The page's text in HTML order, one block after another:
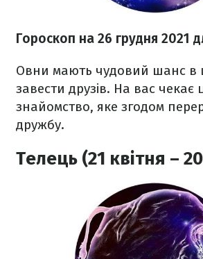
Гороскоп на 26 грудня 2021
Овни мають чудовий шанс в
завести друзів. На вас чекає
знайомство, яке згодом
дружбу.
Телець (21 квітня –